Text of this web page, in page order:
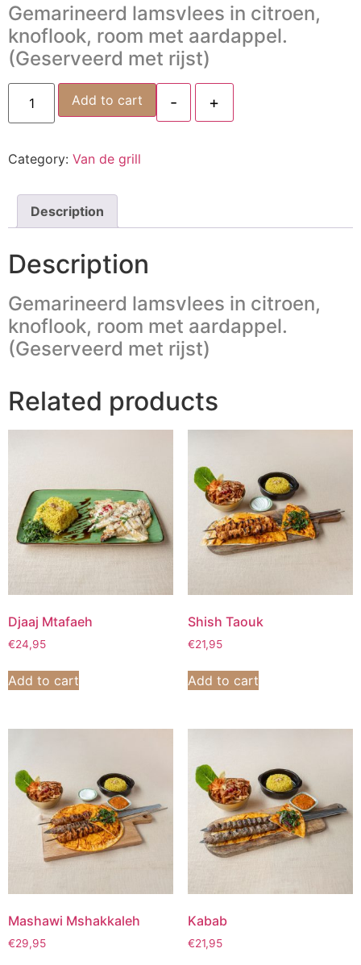
Gemarineerd lamsvlees in citroen,
knoflook, room met aardappel.
(Geserveerd met rijst)
- +
Add to cart
Category: Van de grill
Description
Description
Gemarineerd lamsvlees in citroen,
knoflook, room met aardappel.
(Geserveerd met rijst)
Related products
Djaaj Mtafaeh
€24,95
Add to cart
Shish Taouk
€21,95
Add to cart
Mashawi Mshakkaleh
€29,95
Kabab
€21,95